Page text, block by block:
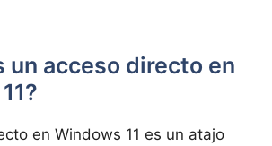
un acceso ‍directo en
en Windows 11 es un atajo